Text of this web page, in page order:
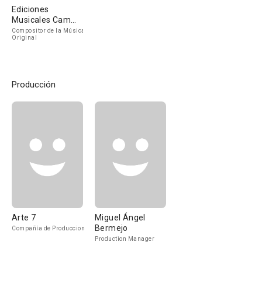
Ediciones
Musicales Cam
Española S.A.
Compositor de la Música
Original
Producción
Arte 7
Compañía de Produccion
Miguel Ángel
Bermejo
Production Manager